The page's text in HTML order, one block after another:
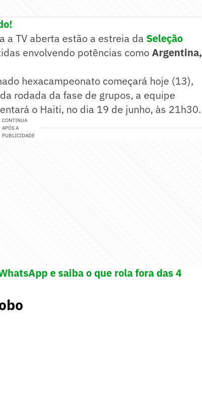
a TV aberta estão a estreia da Seleção
envolvendo potências comoArgentina,
hexacampeonato começará hoje (13),
rodada da fase de grupos, a equipe
o Haiti, no dia 19 de junho, às 21h30.
CONTINUA
APÓS A
PUBLICIDADE
e saiba o que rola fora das 4